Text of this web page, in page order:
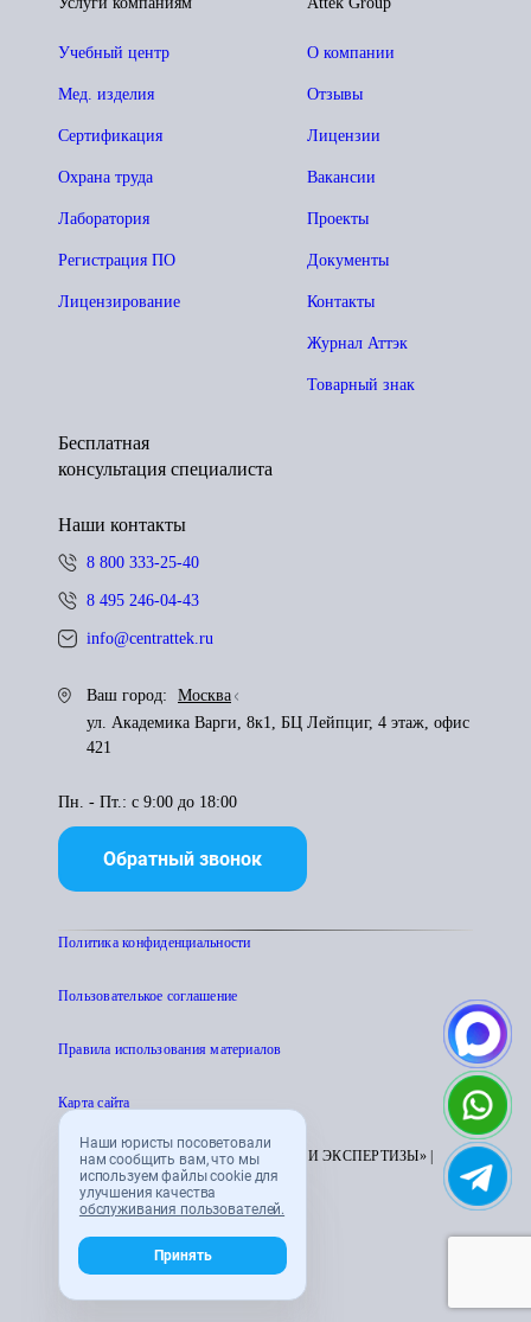
Наши юристы посоветовали
нам сообщить вам, что мы
используем файлы cookie для
улучшения качества
обслуживания пользователей.
Принять
О компании
Отзывы
Лицензии
Вакансии
Проекты
Документы
Контакты
Журнал Аттэк
Товарный знак
Учебный центр
Мед. изделия
Сертификация
Охрана труда
Лаборатория
Регистрация ПО
Лицензирование
Бесплатная
консультация специалиста
Наши контакты
8 800 333-25-40
8 495 246-04-43
info@centrattek.ru
Ваш город:
Москва
ул. Академика Варги, 8к1, БЦ Лейпциг, 4 этаж, офис
421
Пн. - Пт.: с 9:00 до 18:00
Обратный звонок
Политика конфиденциальности
Пользователькое соглашение
Правила использования материалов
Карта сайта
© 1995 - 2026 «ЦЕНТР АТТЕСТАЦИИ И ЭКСПЕРТИЗЫ» |
CENTRATTEK.RU